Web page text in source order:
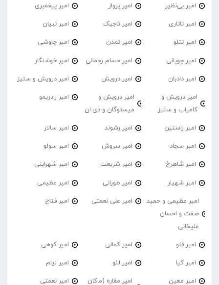
امیر بی‌نظیر امیر پرواز امیر پیغمبری
امیر تاتاری امیر تاجیک امیر تبیان
امیر تتلو امیر تمدن امیر چاوشی
امیر چوپانی امیر حسام رحمانی امیر خوشنگار
امیر دادبان امیر درویش امیر درویش و ستیز
امیر درویش و
کامیاب و ستیز
امیر درویش و
میستوگان و دی.ان
امیر رادریمو
امیر راستین امیر رشوند امیر سالار
امیر سجاد امیر سروش امیر سولو
امیر شاهرخ امیر شریعت امیر شهراینی
امیر شهیار امیر طورانی امیر عظیمی
امیر عظیمی و حمید
صفت و احسان
علیخانی
امیر علی نعمتی امیر فتاح
امیر فِلو امیر کمالی امیر کوهی
امیر کیا امیر لئو امیر لیام
امیر معین
امیر مقاره (ماکان
امیر نعمتی